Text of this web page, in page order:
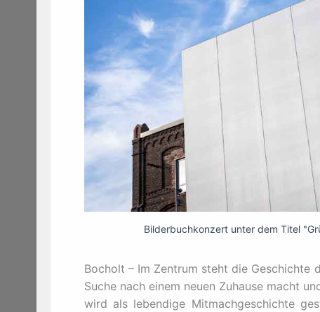
Bilderbuchkonzert unter dem Titel
Bocholt – Im Zentrum steht die Geschichte
Suche nach einem neuen Zuhause macht
wird als lebendige Mitmachgeschichte